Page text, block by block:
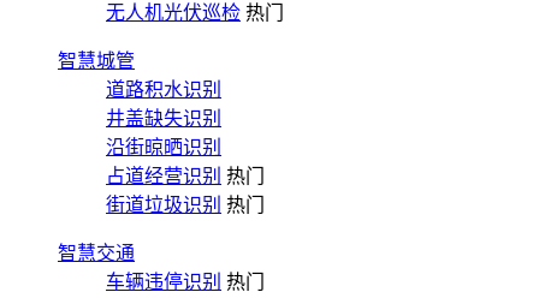
无人机光伏巡检 热门
智慧城管
道路积水识别
井盖缺失识别
沿街晾晒识别
占道经营识别 热门
街道垃圾识别 热门
智慧交通
车辆违停识别 热门